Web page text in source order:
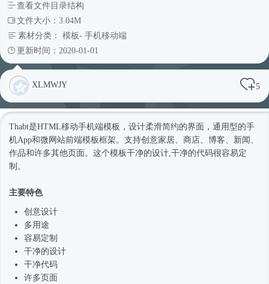
查看文件目录结构
文件大小：3.04M
素材分类： 模板- 手机移动端
更新时间：2020-01-01
XLMWJY 5
Thabt是HTML移动手机端模板，设计柔滑简约的界面，通用型的手
机App和微网站前端模板框架。支持创意家居、商店、博客、新闻、
作品和许多其他页面。这个模板干净的设计,干净的代码很容易定
制。
主要特色
创意设计
多用途
容易定制
干净的设计
干净代码
许多页面